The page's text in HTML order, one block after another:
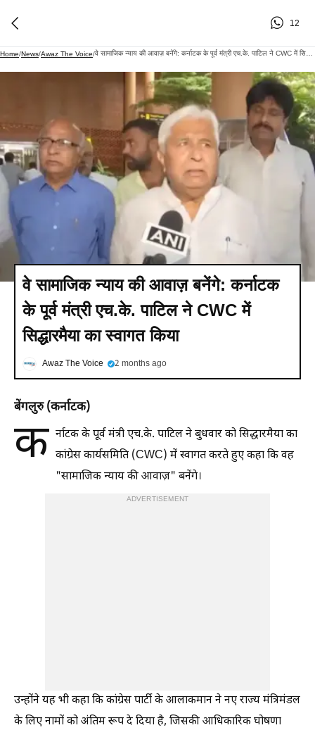
12
Home/News/Awaz The Voice/
वे सामाजिक न्याय की आवाज़ बनेंगे: कर्नाटक
के पूर्व मंत्री एच.के. पाटिल ने CWC में
सिद्धारमैया का स्वागत किया
Awaz The Voice 2 months ago
बेंगलुरु (कर्नाटक)
क र्नाटक के पूर्व मंत्री एच.के. पाटिल ने बुधवार को सिद्धारमैया का
कांग्रेस कार्यसमिति (CWC) में स्वागत करते हुए कहा कि वह
"सामाजिक न्याय की आवाज़" बनेंगे।
ADVERTISEMENT
उन्होंने यह भी कहा कि कांग्रेस पार्टी के आलाकमान ने नए राज्य मंत्रिमंडल
के लिए नामों को अंतिम रूप दे दिया है, जिसकी आधिकारिक घोषणा